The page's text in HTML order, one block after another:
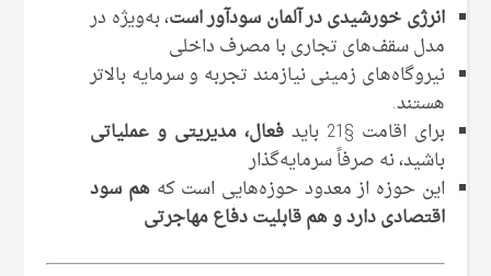
انرژی خورشیدی در آلمان سودآور است، به‌ویژه در
مدل سقف‌های تجاری با مصرف داخلی
نیروگاه‌های زمینی نیازمند تجربه و سرمایه بالاتر
هستند.
برای اقامت §21 باید
فعال، مدیریتی و عملیاتی
باشید، نه صرفاً سرمایه‌گذار
این حوزه از معدود حوزه‌هایی است که هم سود
اقتصادی دارد و هم قابلیت دفاع مهاجرتی